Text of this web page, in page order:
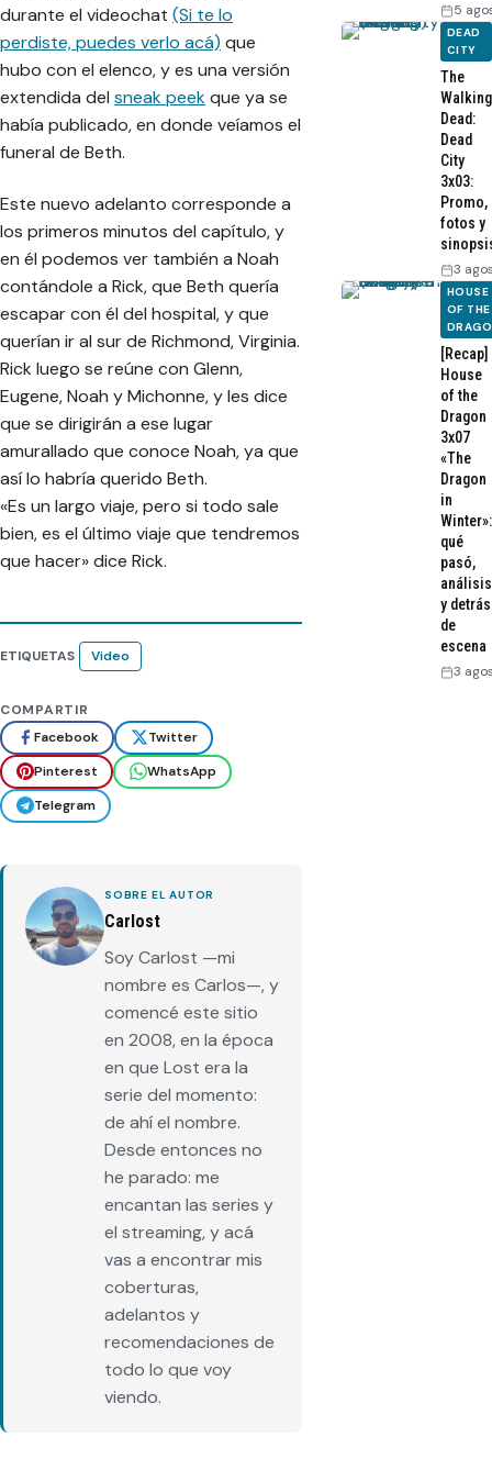
durante el videochat (Si te lo
perdiste, puedes verlo acá) que
hubo con el elenco, y es una versión
extendida del sneak peekque ya se
había publicado, en donde veíamos el
funeral de Beth.
Este nuevo adelanto corresponde a
los primeros minutos del capítulo, y
en él podemos ver también a Noah
contándole a Rick, que Beth quería
escapar con él del hospital, y que
querían ir al sur de Richmond, Virginia.
Rick luego se reúne con Glenn,
Eugene, Noah y Michonne, y les dice
que se dirigirán a ese lugar
amurallado que conoce Noah, ya que
así lo habría querido Beth.
«Es un largo viaje, pero si todo sale
bien, es el último viaje que tendremos
que hacer» dice Rick.
ETIQUETAS Video
COMPARTIR
Facebook
Twitter
Pinterest
WhatsApp
Telegram
SOBRE EL AUTOR
Carlost
Soy Carlost —mi
nombre es Carlos—, y
comencé este sitio
en 2008, en la época
en que Lost era la
serie del momento:
de ahí el nombre.
Desde entonces no
he parado: me
encantan las series y
el streaming, y acá
vas a encontrar mis
coberturas,
adelantos y
recomendaciones de
todo lo que voy
viendo.
5
DEAD
CITY
The
Walking
Dead:
Dead
City
3x03:
Promo,
fotos y
3
HOUSE
OF THE
[Recap]
House
of the
Dragon
3x07
«The
Dragon
in
Winter»:
qué
pasó,
análisis
y detrás
de
escena
3